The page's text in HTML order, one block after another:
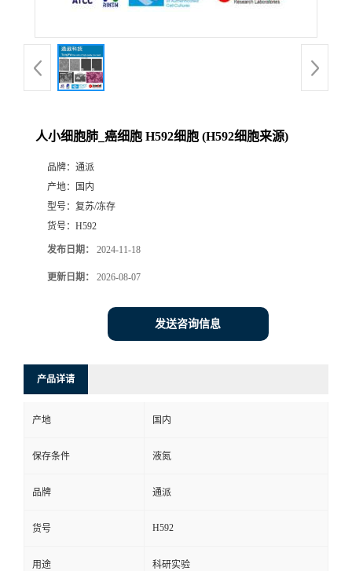
人小细胞肺_癌细胞 H592细胞 (H592细胞来源)
品牌： 通派
产地：
国内
型号： 复苏/冻存
货号： H592
发布日期： 2024-11-18
更新日期： 2026-08-07
发送咨询信息
产品详请
产地 国内
保存条件 液氮
品牌 通派
货号 H592
用途 科研实验